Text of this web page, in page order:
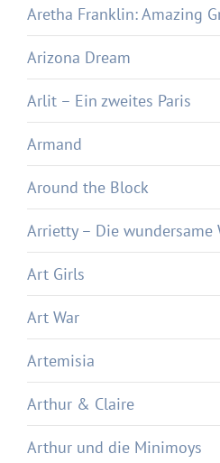
Aretha Franklin: Amazing
Arizona Dream
Arlit – Ein zweites Paris
Armand
Around the Block
Arrietty – Die wundersame
Art Girls
Art War
Artemisia
Arthur & Claire
Arthur und die Minimoys